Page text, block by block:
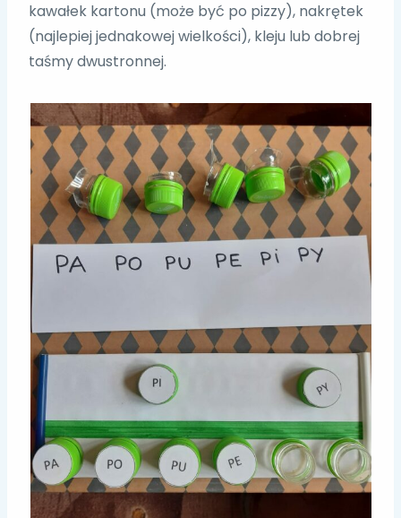
kawałek kartonu (może być po pizzy), nakrętek
(najlepiej jednakowej wielkości), kleju lub dobrej
taśmy dwustronnej.